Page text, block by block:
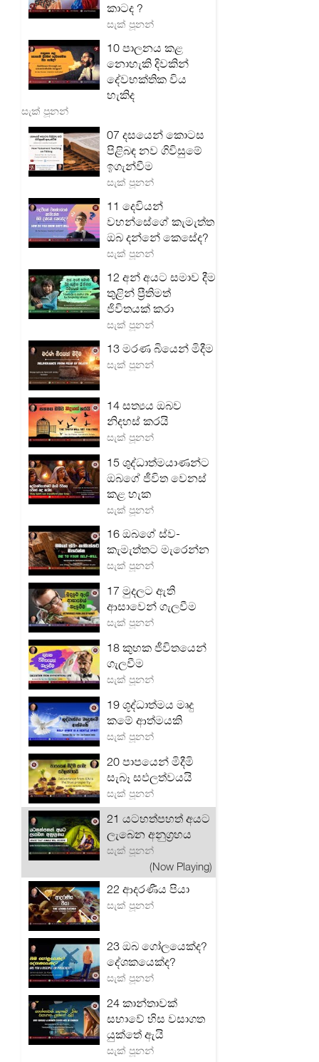
කාටද ?
සැක් පූනන්
10 පාලනය කළ
නොහැකි දිවකින්
දේවභක්තික විය
හැකිද
සැක් පූනන්
07 දසයෙන් කොටස
පිළිබඳ නව ගිවිසුමේ
ඉගැන්වීම
සැක් පූනන්
11 දෙවියන්
වහන්සේගේ කැමැත්ත
ඔබ දන්නේ කෙසේද?
සැක් පූනන්
12 අන් අයට සමාව දීම
තුළින් ප්‍රීතිමත්
ජිවිතයක් කරා
සැක් පූනන්
13 මරණ බියෙන් මිදීම
සැක් පූනන්
14 සත්‍යය ඔබව
නිදහස් කරයි
සැක් පූනන්
15 ශුද්ධාත්මයාණන්ට
ඔබගේ ජීවිත වෙනස්
කළ හැක
සැක් පූනන්
16 ඔබගේ ස්ව-
කැමැත්තට මැරෙන්න
සැක් පූනන්
17 මුදලට ඇති
ආසාවෙන් ගැලවීම
සැක් පූනන්
18 කුහක ජීවිතයෙන්
ගැලවීම
සැක් පූනන්
19 ශූද්ධාත්මය මෘදු
කමේ ආත්මයකි
සැක් පූනන්
20 පාපයෙන් මිදීමි
සැබෑ සඵලත්වයයි
සැක් පූනන්
21 යටහත්පහත් අයට
ලැබෙන අනුග්‍රහය
සැක් පූනන්
(Now Playing)
22 ආදරණීය පියා
සැක් පූනන්
23 ඔබ ගෝලයෙක්ද?
දේශකයෙක්ද?
සැක් පූනන්
24 කාන්තාවක්
සභාවේ හිස වසාගත
යුක්තේ ඇයි
සැක් පූනන්